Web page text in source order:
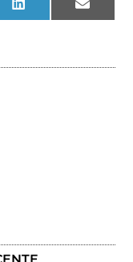
LinkedInEmail